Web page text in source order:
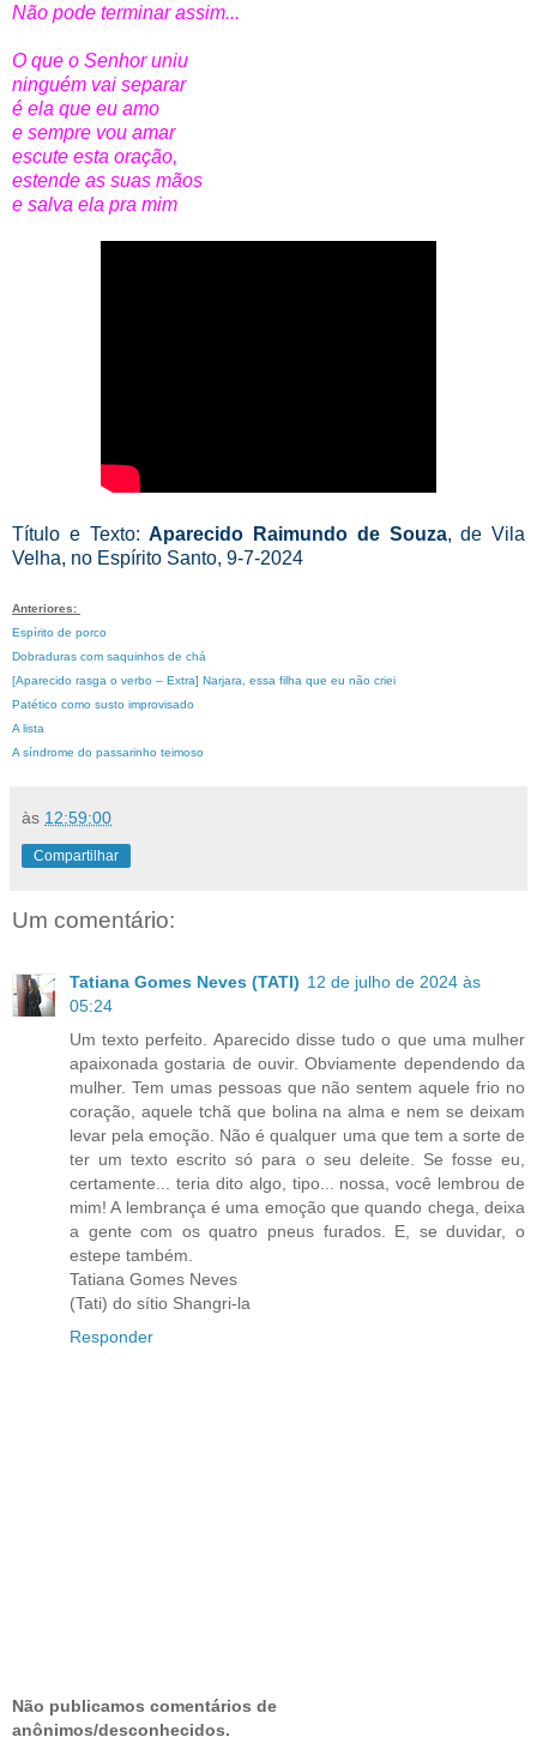
Não pode terminar assim...
O que o Senhor uniu
ninguém vai separar
é ela que eu amo
e sempre vou amar
escute esta oração,
estende as suas mãos
e salva ela pra mim
Título e Texto:Aparecido Raimundo de Souza, de Vila
Velha, no Espírito Santo, 9-7-2024
Anteriores:
Espírito de porco
Dobraduras com saquinhos de chá
[Aparecido rasga o verbo – Extra] Narjara, essa filha que eu não criei
Patético como susto improvisado
A lista
A síndrome do passarinho teimoso
às 12:59:00
Compartilhar
Um comentário:
Tatiana Gomes Neves (TATI) 12 de julho de 2024 às
05:24
Um texto perfeito. Aparecido disse tudo o que uma mulher
apaixonada gostaria de ouvir. Obviamente dependendo da
mulher. Tem umas pessoas que não sentem aquele frio no
coração, aquele tchã que bolina na alma e nem se deixam
levar pela emoção. Não é qualquer uma que tem a sorte de
ter um texto escrito só para o seu deleite. Se fosse eu,
certamente... teria dito algo, tipo... nossa, você lembrou de
mim! A lembrança é uma emoção que quando chega, deixa
a gente com os quatro pneus furados. E, se duvidar, o
estepe também.
Tatiana Gomes Neves
(Tati) do sítio Shangri-la
Responder
Não publicamos comentários de
anônimos/desconhecidos.